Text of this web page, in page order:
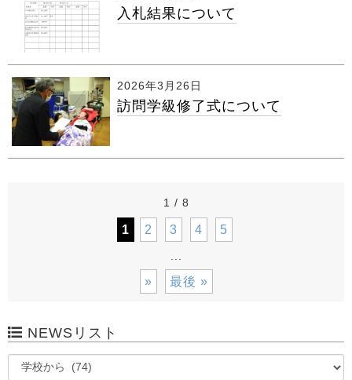
入札結果について
2026年3月26日
訪問学級修了式について
1 / 8
1 2 3 4 5
» 最後 »
NEWSリスト